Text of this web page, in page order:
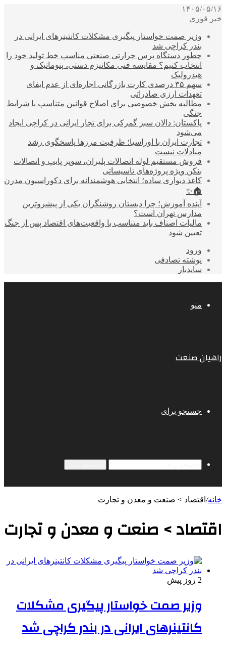
۱۴۰۵/۰۵/۱۶
خبر فوری
وزیر صمت خواستار پیگیری مشکلات کانتینرهای ایرانی در
بندر کراچی شد
چطور دستگاه پرس حرارتی صنعتی مناسب خط تولید خود را
انتخاب کنیم؟ مقایسه فنی مکانیزم دستی، پنوماتیک و
هیدرولیک
سهم ۳۵ درصدی کارت بازرگانی اجاره‌ای از عدم ایفای
تعهدات ارزی صادراتی
مطالبه بخش خصوصی برای اصلاح قوانین متناسب با شرایط
جنگی
پاکستان: دالان سبز گمرکی برای تجار ایرانی در کراچی ایجاد
می‌شود
تجارت ایران با اوراسیا؛ ظرفیت مرزها پاسخگوی رشد
مبادلات نیست
فروش مستقیم لوله اتصالات پلیران، سوپر پایپ و اتصالات
بنکن ویژه پروژه‌های تاسیساتی
کاغذ دیواری ساده؛ انتخابی هوشمندانه برای دکوراسیون مدرن
🏠✨
آینده آموزش؛ چرا دبستان روشنگران یکی از پیشروترین
مدارس تهران است؟
مالیات اصناف باید متناسب با واقعیت‌های اقتصاد پس از جنگ
تعیین شود
ورود
نوشته تصادفی
سایدبار
منو
راهیان صنعت
جستجو برای
خانه/ اقتصاد > صنعت و معدن و تجارت
اقتصاد > صنعت و معدن و تجارت
2 روز پیش
وزیر صمت خواستار پیگیری مشکلات
کانتینرهای ایرانی در بندر کراچی شد